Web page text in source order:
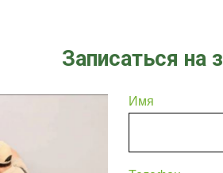
Имя
Записаться на